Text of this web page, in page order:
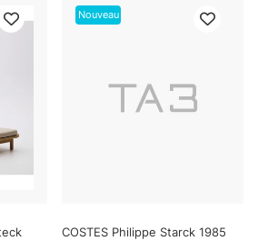
Nouveau
COSTES Philippe Starck 1985